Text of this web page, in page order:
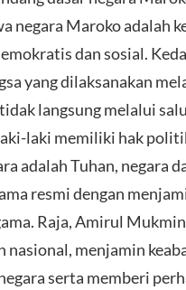
negara Maroko adalah
dan sosial.
yang dilaksanakan
langsung melalui
laki memiliki hak
adalah Tuhan, negara
resmi dengan
Raja, Amirul
nasional, menjamin
serta memberi